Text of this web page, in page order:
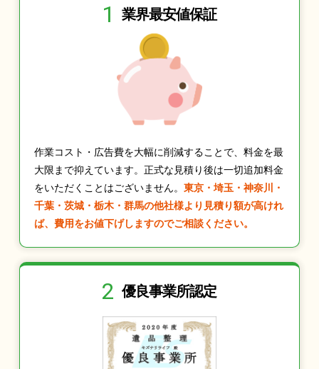
1 業界最安値保証
作業コスト・広告費を大幅に削減することで、料金を最
大限まで抑えています。正式な見積り後は一切追加料金
をいただくことはございません。 東京・埼玉・神奈川・
千葉・茨城・栃木・群馬の他社様より見積り額が高けれ
ば、費用をお値下げしますのでご相談ください。
2 優良事業所認定